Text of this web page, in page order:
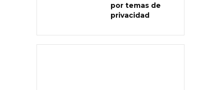
por temas de
privacidad